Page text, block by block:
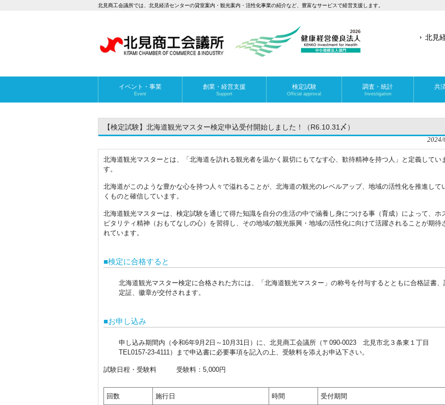
北見商工会議所では、北見経済センターの貸室案内・観光案内・活性化事業の紹介など、豊富なサービスで経営支援します。
北見
イベント・事業
Event
創業・経営支援
Support
検定試験
Official approval
調査・統計
Investigation
共
【検定試験】北海道観光マスター検定申込受付開始しました！（R6.10.31〆）
2024/
北海道観光マスターとは、「北海道を訪れる観光者を温かく親切にもてなす心、歓待精神を持つ人」と定義してい
す。
北海道がこのような豊かな心を持つ人々で溢れることが、北海道の観光のレベルアップ、地域の活性化を推進して
くものと確信しています。
北海道観光マスターは、検定試験を通じて得た知識を自分の生活の中で涵養し身につける事（育成）によって、ホ
ピタリティ精神（おもてなしの心）を習得し、その地域の観光振興・地域の活性化に向けて活躍されることが期待
れています。
■検定に合格すると
北海道観光マスター検定に合格された方には、「北海道観光マスター」の称号を付与するとともに合格証書、
定証、徽章が交付されます。
■お申し込み
申し込み期間内（令和6年9月2日～10月31日）に、北見商工会議所（〒090-0023 北見市北３条東１丁目
TEL0157-23-4111）まで申込書に必要事項を記入の上、受験料を添えお申込下さい。
試験日程・受験料 受験料：5,000円
回数 施行日 時間 受付期間